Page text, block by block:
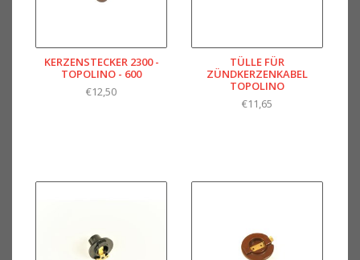
KERZENSTECKER 2300 -
TOPOLINO - 600
€12,50
TÜLLE FÜR
ZÜNDKERZENKABEL
TOPOLINO
€11,65